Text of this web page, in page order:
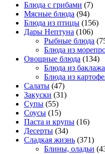
Блюда с грибами (7)
Мясные блюда (94)
Блюда из птицы (156)
Дары Нептуна (106)
Рыбные блюда
Блюда из
Овощные блюда (134)
Блюда из
Блюда из
Салаты (47)
Закуски (31)
Супы (55)
Соусы (15)
Паста и крупы (16)
Десерты (34)
Сладкая жизнь (371)
Блины, оладьи